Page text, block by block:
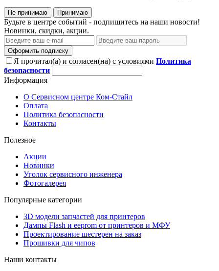
Не принимаю Принимаю
Будьте в центре событий - подпишитесь на наши новости!
Новинки, скидки, акции.
Оформить подписку
Я прочитал(а) и согласен(на) с условиями Политика
безопасности
Информация
О Сервисном центре Ком-Стайл
Оплата
Политика безопасности
Контакты
Полезное
Акции
Новинки
Уголок сервисного инженера
Фотогалерея
Популярные категории
3D модели запчастей для принтеров
Дампы Flash и eeprom от принтеров и МФУ
Проектирование шестерен на заказ
Прошивки для чипов
Наши контакты